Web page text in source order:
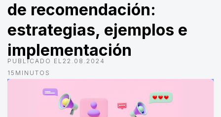
de recomendación:
estrategias, ejemplos e
implementación
PUBLICADO EL 22.08.2024
15 MINUTOS